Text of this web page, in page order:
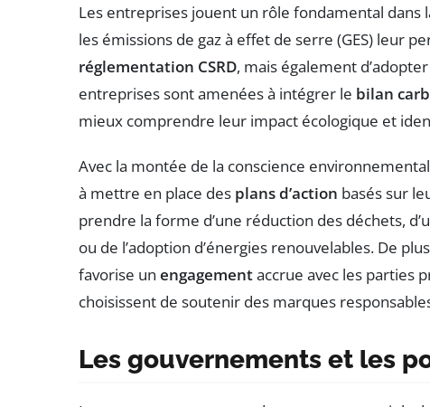
Les entreprises jouent un rôle fondamental dans
les émissions de gaz à effet de serre (GES) leur
réglementation CSRD, mais également
entreprises sont amenées à intégrer le bilan
mieux comprendre leur impact écologique et
Avec la montée de la conscience
à mettre en place des plans d’action basés sur
prendre la forme d’une réduction des déchets,
ou de l’adoption d’énergies renouvelables. De
favorise un engagementaccrue avec les parties
choisissent de soutenir des marques
Les gouvernements et les